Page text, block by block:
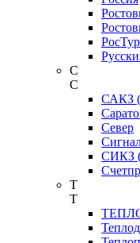
С
С
САКЗ
Север
СИКЗ
Т
Т